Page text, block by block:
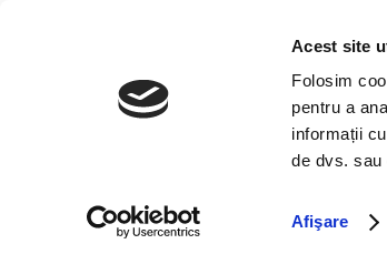
Acest site
Folosim
pentru a
informații
de dvs. sau
Afişare
Cărți după tipologie
Cărți Dezvoltare Personală
Cărți Familie & Cuplu